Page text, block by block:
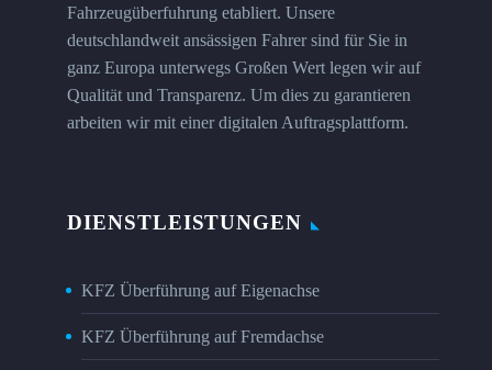
Fahrzeugüberfuhrung etabliert. Unsere
deutschlandweit ansässigen Fahrer sind für Sie in
ganz Europa unterwegs Großen Wert legen wir auf
Qualität und Transparenz. Um dies zu garantieren
arbeiten wir mit einer digitalen Auftragsplattform.
DIENSTLEISTUNGEN
KFZ Überführung auf Eigenachse
KFZ Überführung auf Fremdachse